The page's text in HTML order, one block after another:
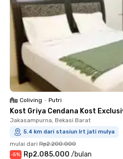
Coliving • Putri
Kost Griya Cendana Kost
Jakasampurna, Bekasi Barat
5.4 km dari stasiun lrt jati mulya
mulai dari Rp2.200.000
-5% Rp2.085.000 /bulan